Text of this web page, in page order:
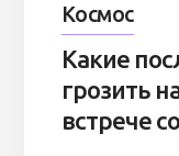
Космос
Какие
грозить
встрече